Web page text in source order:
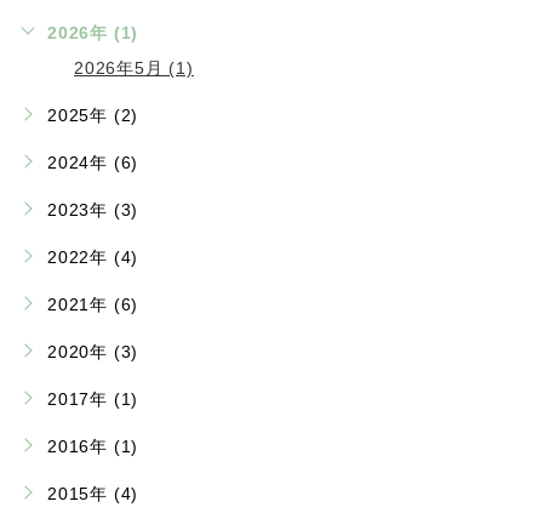
2026年 (1)
2026年5月 (1)
2025年 (2)
2024年 (6)
2023年 (3)
2022年 (4)
2021年 (6)
2020年 (3)
2017年 (1)
2016年 (1)
2015年 (4)